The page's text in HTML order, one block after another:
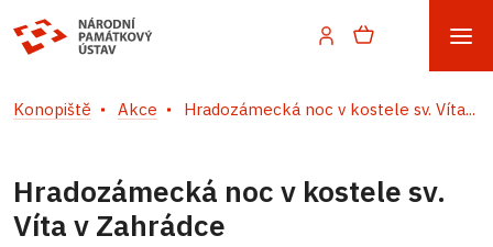
Konopiště Akce Hradozámecká noc v kostele sv. Víta...
Hradozámecká noc v kostele sv.
Víta v Zahrádce